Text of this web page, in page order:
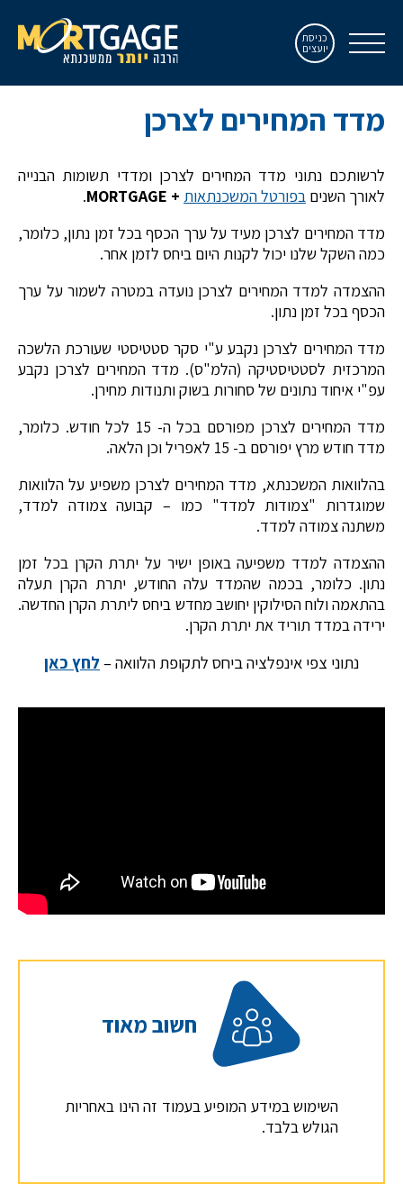
כניסת
יועצים
מדד המחירים לצרכן
לרשותכם נתוני מדד המחירים לצרכן ומדדי תשומות הבנייה
לאורך השנים בפורטל המשכנתאות + MORTGAGE
.
מדד המחירים לצרכן מעיד על ערך הכסף בכל זמן נתון, כלומר,
כמה השקל שלנו יכול לקנות היום ביחס לזמן אחר.
ההצמדה למדד המחירים לצרכן נועדה במטרה לשמור על ערך
הכסף בכל זמן נתון.
מדד המחירים לצרכן נקבע ע"י סקר סטטיסטי שעורכת הלשכה
המרכזית לסטטיסטיקה (הלמ"ס). מדד המחירים לצרכן נקבע
עפ"י איחוד נתונים של סחורות בשוק ותנודות מחירן.
מדד המחירים לצרכן מפורסם בכל ה- 15 לכל חודש. כלומר,
מדד חודש מרץ יפורסם ב- 15 לאפריל וכן הלאה.
בהלוואות המשכנתא, מדד המחירים לצרכן משפיע על הלוואות
שמוגדרות "צמודות למדד" כמו – קבועה צמודה למדד,
משתנה צמודה למדד.
ההצמדה למדד משפיעה באופן ישיר על יתרת הקרן בכל זמן
נתון. כלומר, בכמה שהמדד עלה החודש, יתרת הקרן תעלה
בהתאמה ולוח הסילוקין יחושב מחדש ביחס ליתרת הקרן החדשה.
ירידה במדד תוריד את יתרת הקרן.
נתוני צפי אינפלציה ביחס לתקופת הלוואה – לחץ כאן
חשוב מאוד
השימוש במידע המופיע בעמוד זה הינו באחריות
הגולש בלבד.